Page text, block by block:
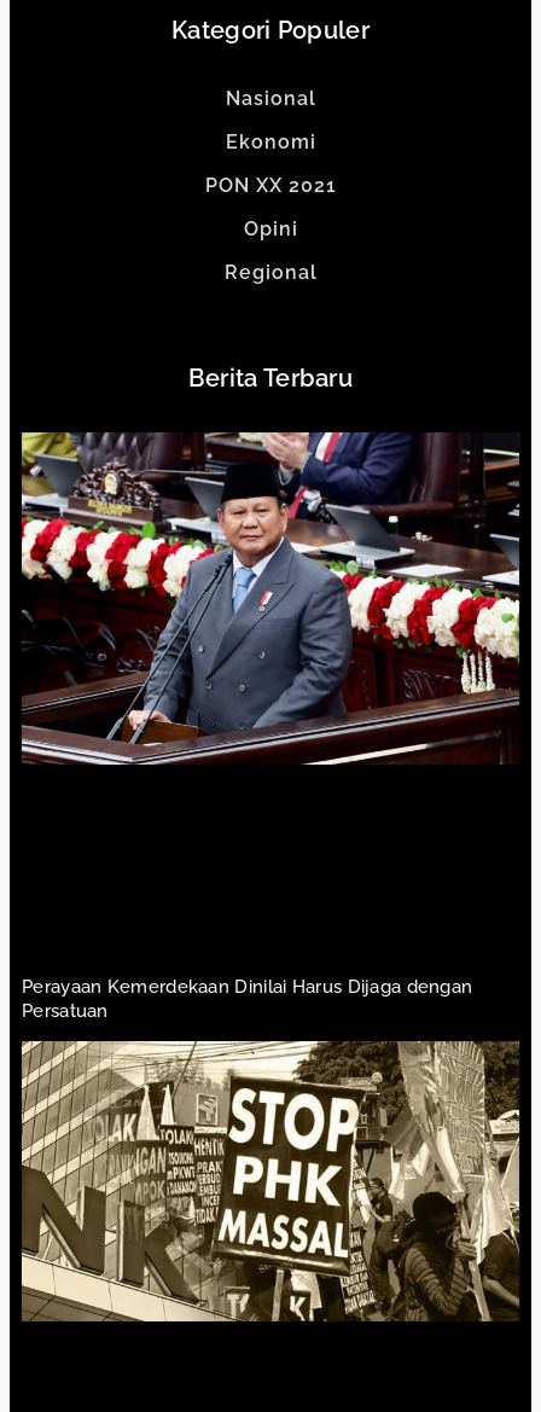
Kategori Populer
Nasional
Ekonomi
PON XX 2021
Opini
Regional
Berita Terbaru
Perayaan Kemerdekaan Dinilai Harus Dijaga dengan
Persatuan